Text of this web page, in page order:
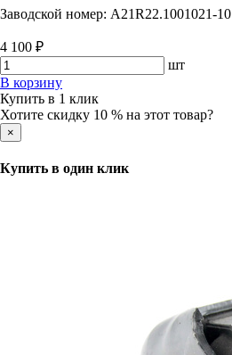
Заводской номер: А21R22.1001021-10
4 100 ₽
шт
В корзину
Купить в 1 клик
Хотите скидку 10 % на этот товар?
×
Купить в один клик